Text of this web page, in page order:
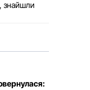
знайшли